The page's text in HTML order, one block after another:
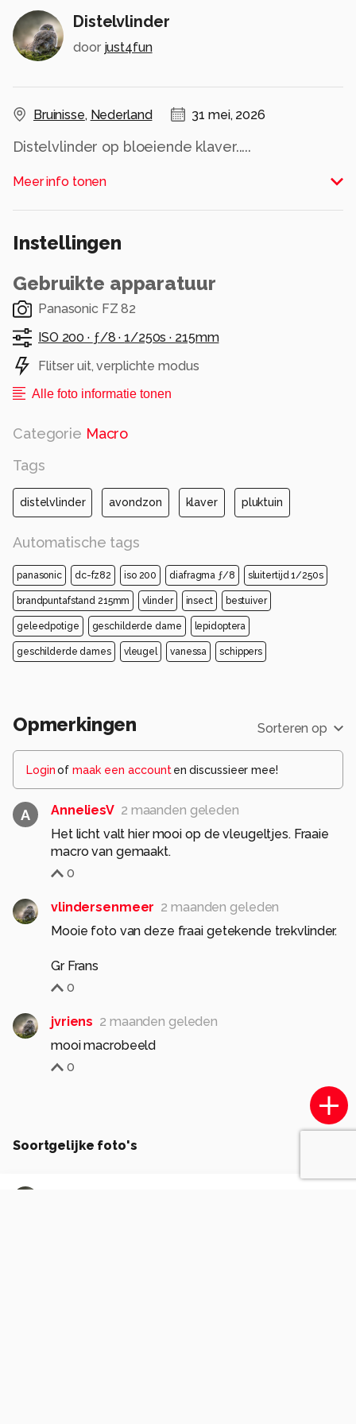
Distelvlinder
door just4fun
Bruinisse, Nederland 31 mei, 2026
Distelvlinder op bloeiende klaver.....
warme avondzon.
Meer info tonen
Instellingen
Gebruikte apparatuur
Panasonic FZ 82
ISO 200 · ƒ/8 ·1/250s · 215mm
Flitser uit, verplichte modus
Alle foto informatie tonen
Categorie Macro
Tags
distelvlinder avondzon klaver pluktuin
Automatische tags
panasonic dc-fz82 iso 200 diafragma ƒ/8 sluitertijd 1/250s
brandpuntafstand 215mm vlinder insect bestuiver
geleedpotige geschilderde dame lepidoptera
geschilderde dames vleugel vanessa schippers
Opmerkingen Sorteren op
Loginof maak een account en discussieer mee!
A AnneliesV 2 maanden geleden
Het licht valt hier mooi op de vleugeltjes. Fraaie
macro van gemaakt.
0
vlindersenmeer 2 maanden geleden
Mooie foto van deze fraai getekende trekvlinder.
Gr Frans
0
jvriens 2 maanden geleden
mooi macrobeeld
0
Soortgelijke foto's